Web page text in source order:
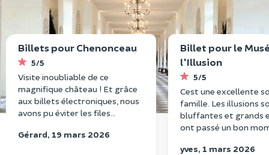
Billets pour Chenonceau
5/5
Visite inoubliable de ce
magnifique château ! Et grâce
aux billets électroniques, nous
avons pu éviter les files
Gérard, 19 mars 2026
Billet pour le
l'Illusion
5/5
Cest une excellente
famille. Les illusions
bluffantes et grands
ont passé un bon
yves, 1 mars 2026